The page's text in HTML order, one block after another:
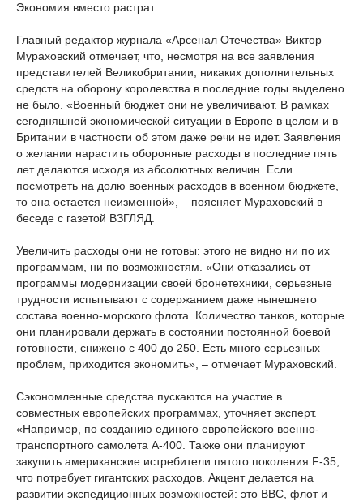
Экономия вместо растрат
Главный редактор журнала «Арсенал Отечества» Виктор
Мураховский отмечает, что, несмотря на все заявления
представителей Великобритании, никаких дополнительных
средств на оборону королевства в последние годы выделено
не было. «Военный бюджет они не увеличивают. В рамках
сегодняшней экономической ситуации в Европе в целом и в
Британии в частности об этом даже речи не идет. Заявления
о желании нарастить оборонные расходы в последние пять
лет делаются исходя из абсолютных величин. Если
посмотреть на долю военных расходов в военном бюджете,
то она остается неизменной», – поясняет Мураховский в
беседе с газетой ВЗГЛЯД.
Увеличить расходы они не готовы: этого не видно ни по их
программам, ни по возможностям. «Они отказались от
программы модернизации своей бронетехники, серьезные
трудности испытывают с содержанием даже нынешнего
состава военно-морского флота. Количество танков, которые
они планировали держать в состоянии постоянной боевой
готовности, снижено с 400 до 250. Есть много серьезных
проблем, приходится экономить», – отмечает Мураховский.
Сэкономленные средства пускаются на участие в
совместных европейских программах, уточняет эксперт.
«Например, по созданию единого европейского военно-
транспортного самолета А-400. Также они планируют
закупить американские истребители пятого поколения F-35,
что потребует гигантских расходов. Акцент делается на
развитии экспедиционных возможностей: это ВВС, флот и